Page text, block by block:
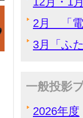
2月 「電
3月「ふ
一般投影
2026年度